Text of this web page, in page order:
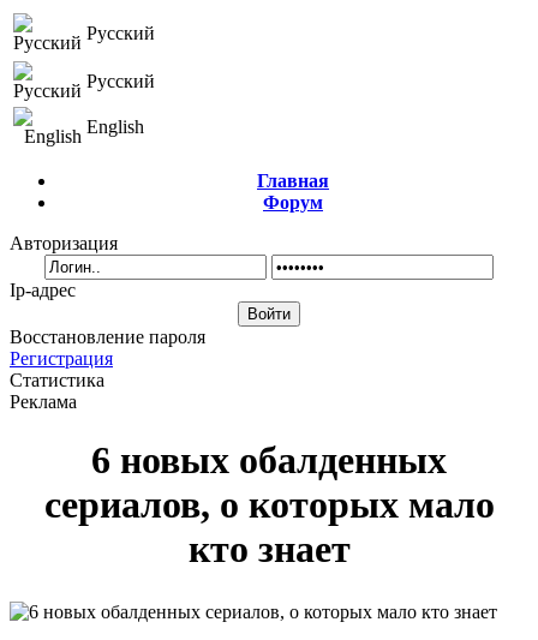
Русский
Русский
English
Главная
Форум
Авторизация
Ip-адрес
Восстановление пароля
Регистрация
Статистика
Реклама
6 новых обалденных
сериалов, о которых мало
кто знает